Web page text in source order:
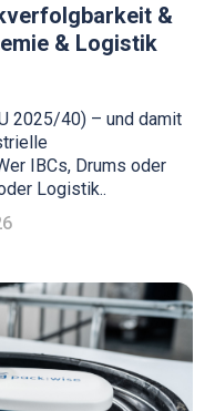
&
& Logistik
2025/40) – und damit
IBCs, Drums oder
Logistik..